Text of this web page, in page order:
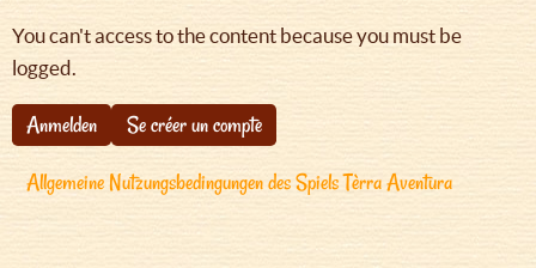
You can't access to the content because you must be
logged.
Anmelden
Se créer un compte
Allgemeine Nutzungsbedingungen des Spiels Tèrra Aventura